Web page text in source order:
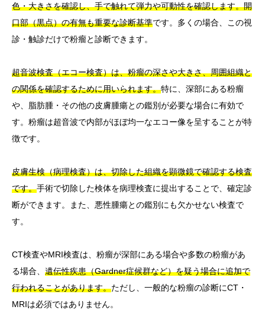
色・大きさを確認し、手で触れて弾力や可動性を確認します。開
口部（黒点）の有無も重要な診断基準です。多くの場合、この視
診・触診だけで粉瘤と診断できます。
超音波検査（エコー検査）は、粉瘤の深さや大きさ、周囲組織と
の関係を確認するために用いられます。特に、深部にある粉瘤
や、脂肪腫・その他の皮膚腫瘍との鑑別が必要な場合に有効で
す。粉瘤は超音波で内部がほぼ均一なエコー像を呈することが特
徴です。
皮膚生検（病理検査）は、切除した組織を顕微鏡で確認する検査
です。手術で切除した検体を病理検査に提出することで、確定診
断ができます。また、悪性腫瘍との鑑別にも欠かせない検査で
す。
CT検査やMRI検査は、粉瘤が深部にある場合や多数の粉瘤があ
る場合、 遺伝性疾患（Gardner症候群など）を疑う場合に追加で
行われることがあります。ただし、一般的な粉瘤の診断にCT・
MRIは必須ではありません。